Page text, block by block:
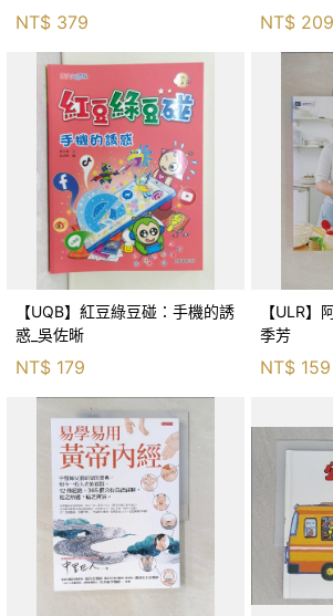
NT$ 379
胡妙芬
NT$ 209
【UQB】紅豆綠豆碰：手機的誘
惑_吳佐晰
NT$ 179
【ULR】
季芳
NT$ 159